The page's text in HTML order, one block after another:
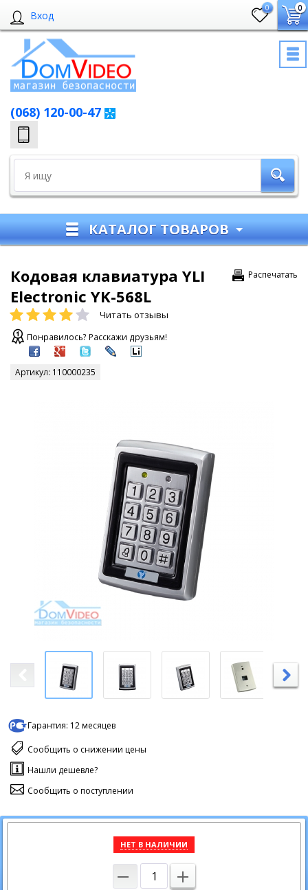
Вход
0 0
(068) 120-00-47
КАТАЛОГ ТОВАРОВ
Распечатать
Кодовая клавиатура YLI
Electronic YK-568L
Читать отзывы
Понравилось? Расскажи друзьям!
Артикул: 110000235
Гарантия: 12 месяцев
Сообщить о снижении цены
Нашли дешевле?
Сообщить о поступлении
НЕТ В НАЛИЧИИ